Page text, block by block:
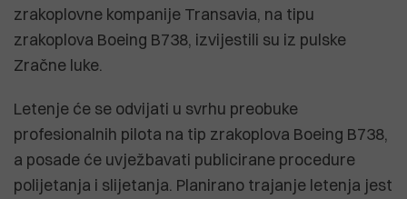
zrakoplovne kompanije Transavia, na tipu
zrakoplova Boeing B738, izvijestili su iz pulske
Zračne luke.
Letenje će se odvijati u svrhu preobuke
profesionalnih pilota na tip zrakoplova Boeing B738,
a posade će uvježbavati publicirane procedure
polijetanja i slijetanja. Planirano trajanje letenja jest